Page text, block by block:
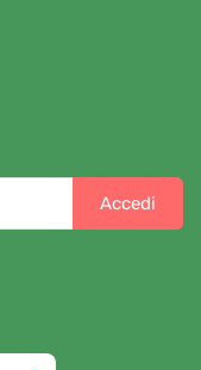
Accedi